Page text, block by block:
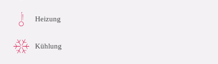
Heizung
Kühlung